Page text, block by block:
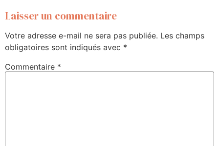
Laisser un commentaire
Votre adresse e-mail ne sera pas publiée. Les champs
obligatoires sont indiqués avec *
Commentaire *